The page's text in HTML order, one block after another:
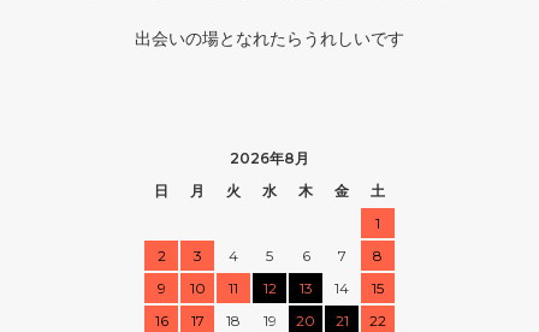
出会いの場となれたらうれしいです
2026年8月
日
月 火 水 木 金
土
1
2
3 4 5 6 7
8
9
10 11 12 13 14
15
16
17 18 19 20 21
22